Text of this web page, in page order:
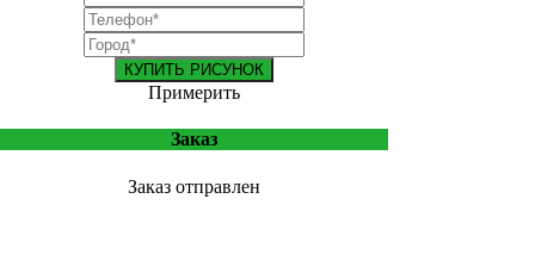
КУПИТЬ РИСУНОК
Примерить
Заказ
Заказ отправлен